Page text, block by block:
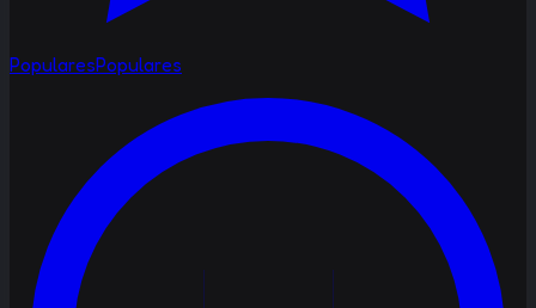
PopularesPopulares